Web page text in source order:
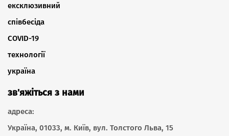
ексклюзивний
співбесіда
COVID-19
технології
україна
зв'яжіться з нами
адреса:
Україна, 01033, м. Київ, вул. Толстого Льва, 15